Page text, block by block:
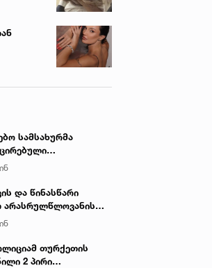
სამსახურმა
სასმელებისა და
მარკების
გასაღების ფაქტზე 3
და წინასწარი
არასრულწლოვანის
შემცველი
ნაწარმოების
შენახვისა და
ფაქტებზე, ერთ
თურქეთის
2 პირი